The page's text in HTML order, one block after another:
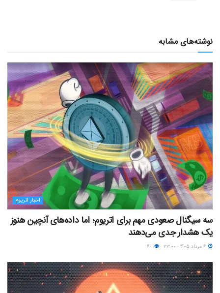
نوشته‌های مشابه
اخبار اتریوم
سه سیگنال صعودی مهم برای اتریوم؛ اما داده‌های آنچین هنوز
یک هشدار جدی می‌دهند